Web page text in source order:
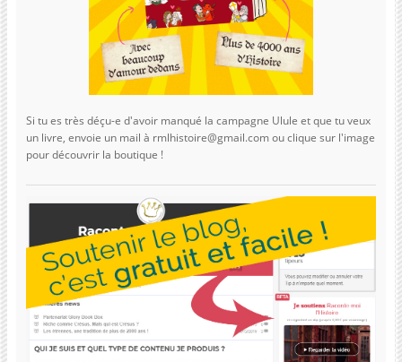
Si tu es très déçu-e d'avoir manqué la campagne Ulule et que tu veux
un livre, envoie un mail à rmlhistoire@gmail.com ou clique sur l'image
pour découvrir la boutique !